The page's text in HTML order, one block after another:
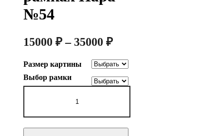
№54
15000 ₽ – 35000 ₽Диапазон
15000 ₽
–
Размер картины
Выбор рамки
товара
из